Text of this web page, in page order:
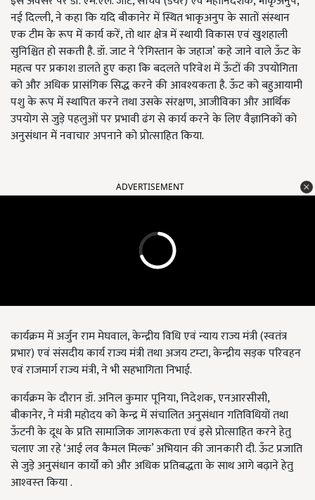
नई दिल्ली, ने कहा कि यदि बीकानेर में स्थित भाकृअनुप के सातों संस्थान
एक टीम के रूप में कार्य करें, तो थार क्षेत्र में स्थायी विकास एवं खुशहाली
सुनिश्चित हो सकती है. डॉ. जाट ने ‘रेगिस्तान के जहाज’ कहे जाने वाले ऊँट के
महत्व पर प्रकाश डालते हुए कहा कि बदलते परिवेश में ऊँटों की उपयोगिता
को और अधिक प्रासंगिक सिद्ध करने की आवश्यकता है. ऊँट को बहुआयामी
पशु के रूप में स्थापित करने तथा उसके संरक्षण, आजीविका और आर्थिक
उपयोग से जुड़े पहलुओं पर प्रभावी ढंग से कार्य करने के लिए वैज्ञानिकों को
अनुसंधान में नवाचार अपनाने को प्रोत्साहित किया.
ADVERTISEMENT
कार्यक्रम में अर्जुन राम मेघवाल, केन्द्रीय विधि एवं न्याय राज्य मंत्री (स्वतंत्र
प्रभार) एवं संसदीय कार्य राज्य मंत्री तथा अजय टम्टा, केन्द्रीय सड़क परिवहन
एवं राजमार्ग राज्य मंत्री, ने भी सहभागिता निभाई.
कार्यक्रम के दौरान डॉ. अनिल कुमार पूनिया, निदेशक, एनआरसीसी,
बीकानेर, ने मंत्री महोदय को केन्द्र में संचालित अनुसंधान गतिविधियों तथा
ऊँटनी के दूध के प्रति सामाजिक जागरूकता एवं इसे प्रोत्साहित करने हेतु
चलाए जा रहे ‘आई लव कैमल मिल्क’ अभियान की जानकारी दी. ऊँट प्रजाति
से जुड़े अनुसंधान कार्यों को और अधिक प्रतिबद्धता के साथ आगे बढ़ाने हेतु
आश्‍वस्‍त किया .